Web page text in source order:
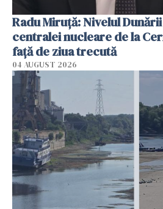
Radu Miruţă: Nivelul
centralei nucleare de la
faţă de ziua trecută
04 AUGUST 2026